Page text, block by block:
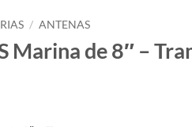
/ ANTENAS
Marina de 8″ –